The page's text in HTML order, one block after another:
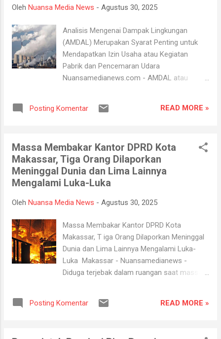
saat penyerahan data, turut hadir anggota
Dinas PUPR Kuansing, Deswan Antoni , dan
Ketua Panpel Pacu Jalur 2025 Werry
Ramadhana Putra. Menurut Deswan Antoni,
dari BPBPK akan menjadi data pendukung
Oleh Nuansa Media News - Agustus 30, 2025
Analisis Mengenai Dampak Lingkungan
(AMDAL) Merupakan Syarat Penting untuk
Mendapatkan Izin Usaha atau Kegiatan
Pabrik dan Pencemaran Udara
Nuansamedianews.com - AMDAL atau
yang dipersyarakatkan secara terintegrasi
2021 tentang Penyelenggaraan Perlindungan
dan Pengelolaan Lingkungan Hidup. PP No 22
Tahun 2021 tersebut merupakan peraturan
turunan setelah diberlakukannya Undang-
Kerja. Contoh proyek yang membutuhkan
pembangunan jalan tol, industri, kawasan
industri, pusat perbelanjaan besar,
perizinan kegiatan pertambangan (misalnya
fasilitas pariwisata seperti hotel berbintang
Posting Komentar READ MORE »
Massa Membakar Kantor DPRD Kota
Makassar, Tiga Orang Dilaporkan
Meninggal Dunia dan Lima Lainnya
Mengalami Luka-Luka
Oleh Nuansa Media News - Agustus 30, 2025
Massa Membakar Kantor DPRD Kota
Makassar, T iga Orang Dilaporkan Meninggal
Dunia dan Lima Lainnya Mengalami Luka-
Luka Makassar - Nuansamedianews -
Diduga terjebak dalam ruangan saat massa
lima lainnya mengalami luka-luka pada
Posting Komentar READ MORE »